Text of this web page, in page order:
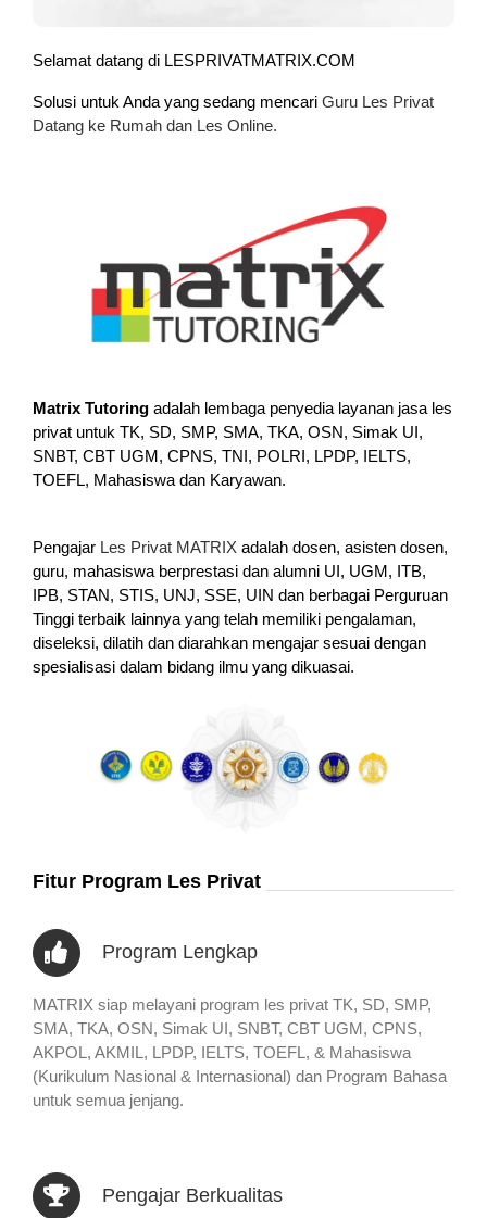
Selamat datang di LESPRIVATMATRIX.COM
Solusi untuk Anda yang sedang mencari Guru Les Privat
Datang ke Rumah dan Les Online.
Matrix Tutoring adalah lembaga penyedia layanan jasa les
privat untuk TK, SD, SMP, SMA, TKA, OSN, Simak UI,
SNBT, CBT UGM, CPNS, TNI, POLRI, LPDP, IELTS,
TOEFL, Mahasiswa dan Karyawan.
Pengajar Les Privat MATRIX adalah dosen, asisten dosen,
guru, mahasiswa berprestasi dan alumni UI, UGM, ITB,
IPB, STAN, STIS, UNJ, SSE, UIN dan berbagai Perguruan
Tinggi terbaik lainnya yang telah memiliki pengalaman,
diseleksi, dilatih dan diarahkan mengajar sesuai dengan
spesialisasi dalam bidang ilmu yang dikuasai.
Fitur Program Les Privat
Program Lengkap
MATRIX siap melayani program les privat TK, SD, SMP,
SMA, TKA, OSN, Simak UI, SNBT, CBT UGM, CPNS,
AKPOL, AKMIL, LPDP, IELTS, TOEFL, & Mahasiswa
(Kurikulum Nasional & Internasional) dan Program Bahasa
untuk semua jenjang.
Pengajar Berkualitas